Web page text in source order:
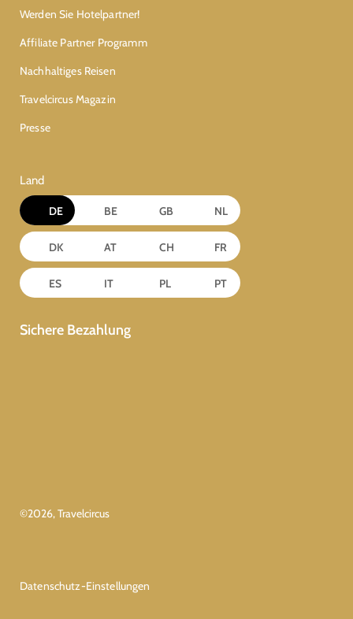
Werden Sie Hotelpartner!
Affiliate Partner Programm
Nachhaltiges Reisen
Travelcircus Magazin
Presse
Land
DE BE GB NL
DK AT CH FR
ES IT PL PT
Sichere Bezahlung
©2026, Travelcircus
Datenschutz-Einstellungen